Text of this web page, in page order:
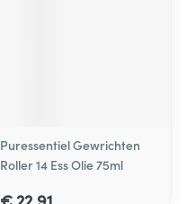
Puressentiel Gewrichten
Roller 14 Ess Olie 75ml